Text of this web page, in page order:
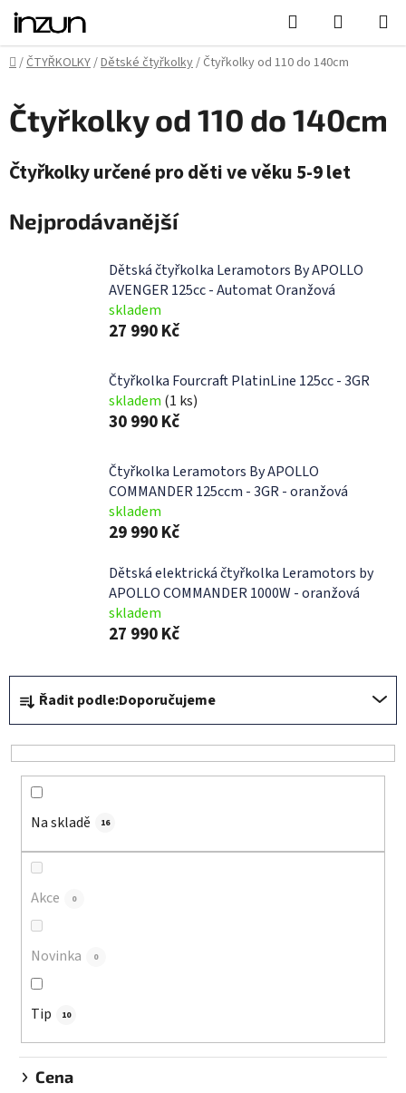
Přejít
obsah
Hledat
KOŠÍK
Domů
/ČTYŘKOLKY/Dětské čtyřkolky/ Čtyřkolky od 110 do 140cm
Čtyřkolky od 110 do 140cm
Čtyřkolky určené pro děti ve věku 5-9 let
Nejprodávanější
Dětská čtyřkolka Leramotors By APOLLO
AVENGER 125cc - Automat Oranžová
skladem
27 990 Kč
Čtyřkolka Fourcraft PlatinLine 125cc - 3GR
skladem (1 ks)
30 990 Kč
Čtyřkolka Leramotors By APOLLO
COMMANDER 125ccm - 3GR - oranžová
skladem
29 990 Kč
Dětská elektrická čtyřkolka Leramotors by
APOLLO COMMANDER 1000W - oranžová
skladem
27 990 Kč
Ř
a
z
e
Řadit podle:Doporučujeme
Na skladě 16
Akce 0
Novinka 0
Tip 10
Cena